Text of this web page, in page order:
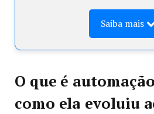
Saiba mais
O que é
como ela evoluiu